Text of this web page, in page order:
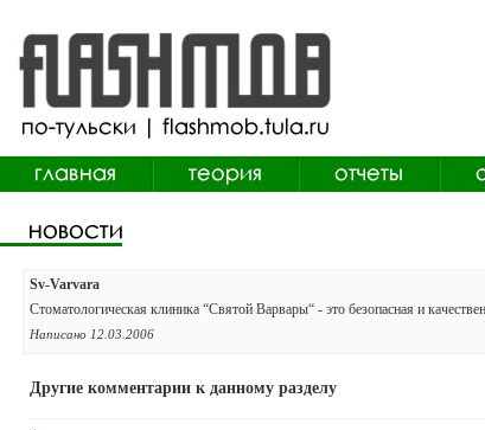
Sv-Varvara
Стоматологическая клиника “Святой Варвары“ - это безопасная и
Написано 12.03.2006
Другие комментарии к данному разделу